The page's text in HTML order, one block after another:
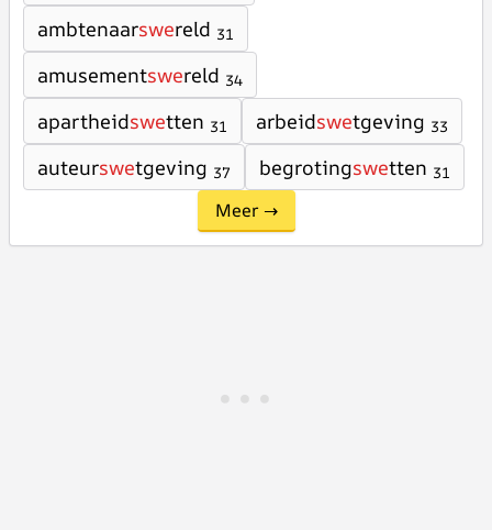
ambtenaarswereld 31
amusementswereld 34
apartheidswetten 31 arbeidswetgeving 33
auteurswetgeving 37 begrotingswetten 31
Meer →